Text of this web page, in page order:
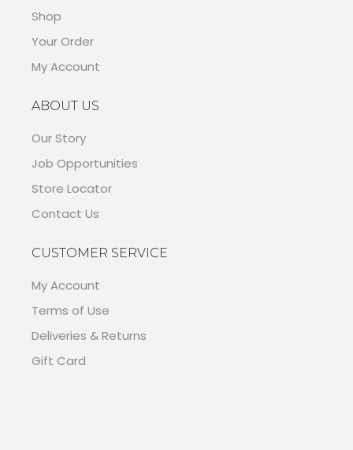
Shop
Your Order
My Account
ABOUT US
Our Story
Job Opportunities
Store Locator
Contact Us
CUSTOMER SERVICE
My Account
Terms of Use
Deliveries & Returns
Gift Card